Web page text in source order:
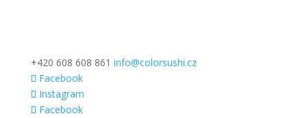
+420 608 608 861 info@colorsushi.cz
Facebook
Instagram
Facebook